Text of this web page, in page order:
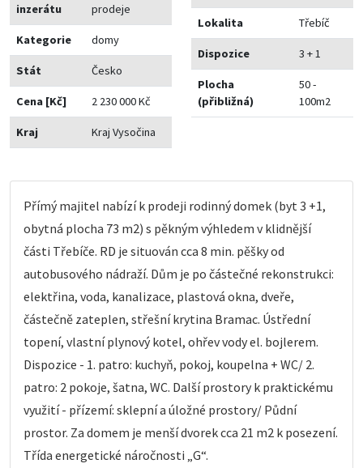
inzerátu
prodeje
Kategorie domy
Stát Česko
Cena [Kč] 2 230 000 Kč
Kraj Kraj Vysočina
Lokalita Třebíč
Dispozice 3 + 1
Plocha
(přibližná)
50 -
100m2
Přímý majitel nabízí k prodeji rodinný domek (byt 3 +1,
obytná plocha 73 m2) s pěkným výhledem v klidnější
části Třebíče. RD je situován cca 8 min. pěšky od
autobusového nádraží. Dům je po částečné rekonstrukci:
elektřina, voda, kanalizace, plastová okna, dveře,
částečně zateplen, střešní krytina Bramac. Ústřední
topení, vlastní plynový kotel, ohřev vody el. bojlerem.
Dispozice - 1. patro: kuchyň, pokoj, koupelna + WC/ 2.
patro: 2 pokoje, šatna, WC. Další prostory k praktickému
využití - přízemí: sklepní a úložné prostory/ Půdní
prostor. Za domem je menší dvorek cca 21 m2 k posezení.
Třída energetické náročnosti „G“.